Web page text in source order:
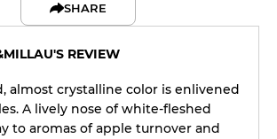
SHARE
REVIEW
almost crystalline color is enlivened
A lively nose of white-fleshed
to aromas of apple turnover and